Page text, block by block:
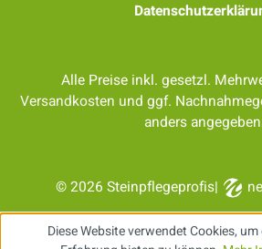
Alle Preise inkl. gesetzl.
Versandkosten und ggf.
anders
© 2026 Steinpflegeprofis|
Diese Website verwendet Cookies,